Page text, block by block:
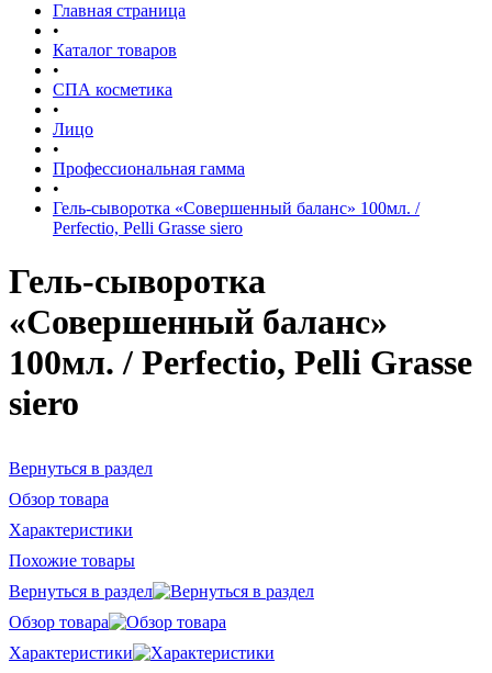
Главная страница
•
Каталог товаров
•
СПА косметика
•
Лицо
•
Профессиональная гамма
•
Гель-сыворотка «Совершенный баланс» 100мл. /
Perfectio, Pelli Grasse siero
Гель-сыворотка
«Совершенный баланс»
100мл. / Perfectio, Pelli Grasse
siero
Вернуться в раздел
Обзор товара
Характеристики
Похожие товары
Вернуться в раздел
Обзор товара
Характеристики